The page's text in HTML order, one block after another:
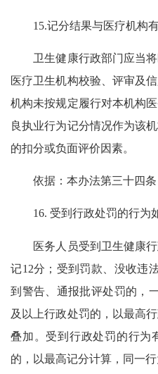
15.记分结果与医疗机构有
卫生健康行政部门应当将
医疗卫生机构校验、评审及
机构未按规定履行对本机构
良执业行为记分情况作为该
的扣分或负面评价因素。
依据：本办法第三十四条
16. 受到行政处罚的行为
医务人员受到卫生健康行
记12分；受到罚款、没收违
到警告、通报批评处罚的，
及以上行政处罚的，以最高
叠加。受到行政处罚的行为
的，以最高记分计算，同一行